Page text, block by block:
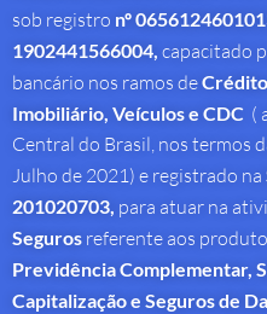
sob registro nº
1902441566004, capacitado
bancário nos ramos de
Imobiliário, Veículos e CDC (
Central do Brasil, nos termos
Julho de 2021) e registrado na
201020703, para atuar na
Seguros referente aos
Previdência Complementar,
Capitalização e Seguros de